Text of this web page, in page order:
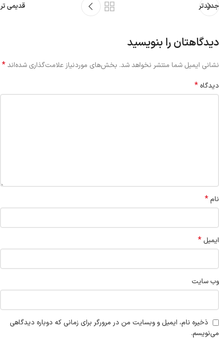
جدیدتر قدیمی تر
دیدگاهتان را بنویسید
نشانی ایمیل شما منتشر نخواهد شد. بخش‌های موردنیاز علامت‌گذاری شده‌اند*
دیدگاه *
نام*
ایمیل *
وب‌ سایت
ذخیره نام، ایمیل و وبسایت من در مرورگر برای زمانی که دوباره دیدگاهی
می‌نویسم.